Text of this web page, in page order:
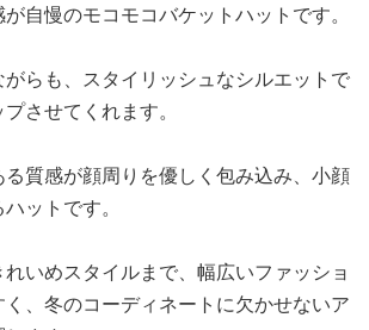
自慢のモコモコバケットハットです。
らも、スタイリッシュなシルエットで
させてくれます。
質感が顔周りを優しく包み込み、小顔
ットです。
いめスタイルまで、幅広いファッショ
、冬のコーディネートに欠かせないア